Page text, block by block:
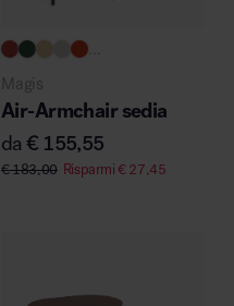
Magis
Air-Armchair sedia
da€ 155,55
€183,00 Risparmi€27,45